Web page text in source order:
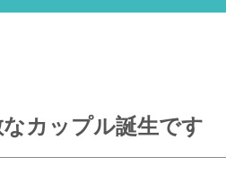
カップル誕生です